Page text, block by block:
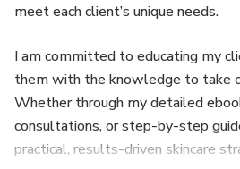
meet each client’s unique needs.
I am committed to educating my
them with the knowledge to take
Whether through my detailed
consultations, or step-by-step
practical, results-driven skincare